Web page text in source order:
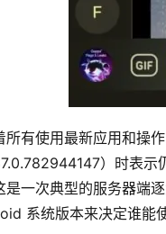
所有使用最新应用和操
）时表示
是一次典型的服务器端
系统版本来决定谁能